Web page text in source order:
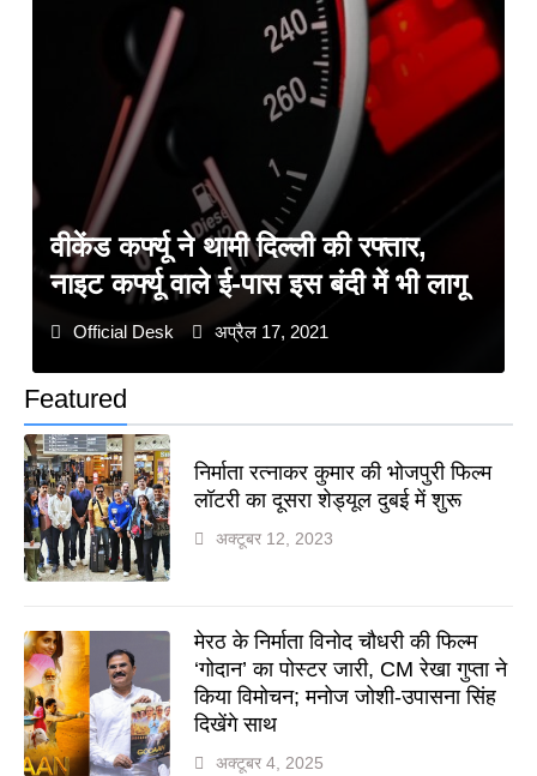
Featured
निर्माता रत्नाकर कुमार की भोजपुरी फिल्म
लॉटरी का दूसरा शेड्यूल दुबई में शुरू
अक्टूबर 12, 2023
मेरठ के निर्माता विनोद चौधरी की फिल्म
‘गोदान’ का पोस्टर जारी, CM रेखा गुप्ता ने
किया विमोचन; मनोज जोशी-उपासना सिंह
दिखेंगे साथ
अक्टूबर 4, 2025
वीकेंड कर्फ्यू ने थामी दिल्ली की रफ्तार,
नाइट कर्फ्यू वाले ई-पास इस बंदी में भी लागू
Official Desk अप्रैल 17, 2021